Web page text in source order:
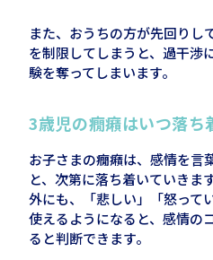
また、おうちの方が先回りし
を制限してしまうと、過干渉
験を奪ってしまいます。
3歳児の癇癪はいつ落ち
お子さまの癇癪は、感情を言
と、次第に落ち着いていきま
外にも、「悲しい」「怒って
使えるようになると、感情の
ると判断できます。